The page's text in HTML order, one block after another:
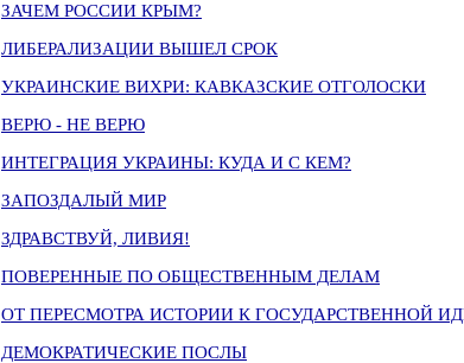
ЗАЧЕМ РОССИИ КРЫМ?
ЛИБЕРАЛИЗАЦИИ ВЫШЕЛ СРОК
УКРАИНСКИЕ ВИХРИ: КАВКАЗСКИЕ ОТГОЛОСКИ
ВЕРЮ - НЕ ВЕРЮ
ИНТЕГРАЦИЯ УКРАИНЫ: КУДА И С КЕМ?
ЗАПОЗДАЛЫЙ МИР
ЗДРАВСТВУЙ, ЛИВИЯ!
ПОВЕРЕННЫЕ ПО ОБЩЕСТВЕННЫМ ДЕЛАМ
ОТ ПЕРЕСМОТРА ИСТОРИИ К ГОСУДАРСТВЕННОЙ
ДЕМОКРАТИЧЕСКИЕ ПОСЛЫ